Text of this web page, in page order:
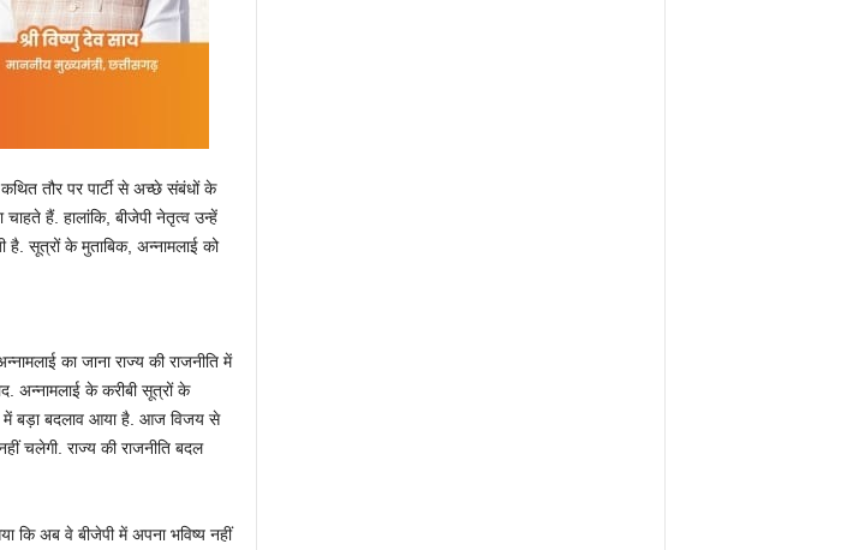
तौर पर पार्टी से अच्छे संबंधों के
हैं. हालांकि, बीजेपी नेतृत्व उन्हें
है. सूत्रों के मुताबिक, अन्नामलाई को
का जाना राज्य की राजनीति में
अन्नामलाई के करीबी सूत्रों के
में बड़ा बदलाव आया है. आज विजय से
चलेगी. राज्य की राजनीति बदल
कि अब वे बीजेपी में अपना भविष्य नहीं